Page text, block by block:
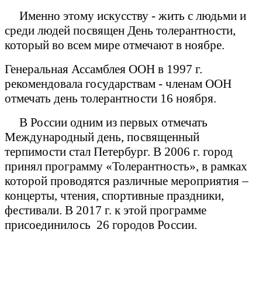
Именно этому искусству - жить с людьми и
среди людей посвящен День толерантности,
который во всем мире отмечают в ноябре.
Генеральная Ассамблея ООН в 1997 г.
рекомендовала государствам - членам ООН
отмечать день толерантности 16 ноября.
В России одним из первых отмечать
Международный день, посвященный
терпимости стал Петербург. В 2006 г. город
принял программу «Толерантность», в рамках
которой проводятся различные мероприятия –
концерты, чтения, спортивные праздники,
фестивали. В 2017 г. к этой программе
присоединилось 26 городов России.